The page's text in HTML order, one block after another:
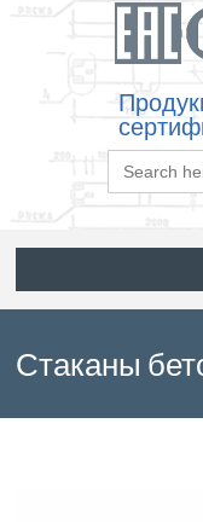
Search
for:
Стаканы